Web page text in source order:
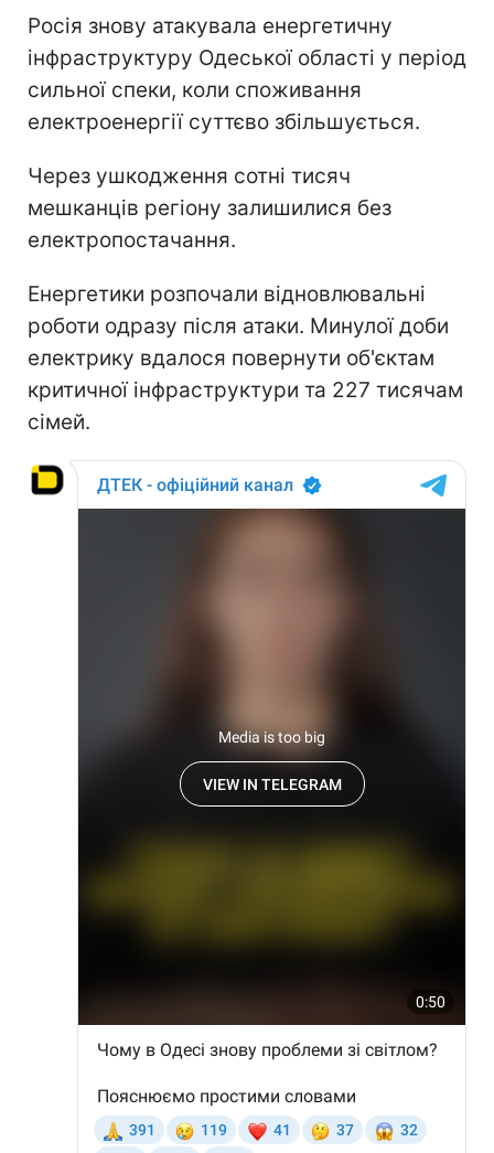
Росія знову атакувала енергетичну
інфраструктуру Одеської області у період
сильної спеки, коли споживання
електроенергії суттєво збільшується.
Через ушкодження сотні тисяч
мешканців регіону залишилися без
електропостачання.
Енергетики розпочали відновлювальні
роботи одразу після атаки. Минулої доби
електрику вдалося повернути об'єктам
критичної інфраструктури та 227 тисячам
сімей.